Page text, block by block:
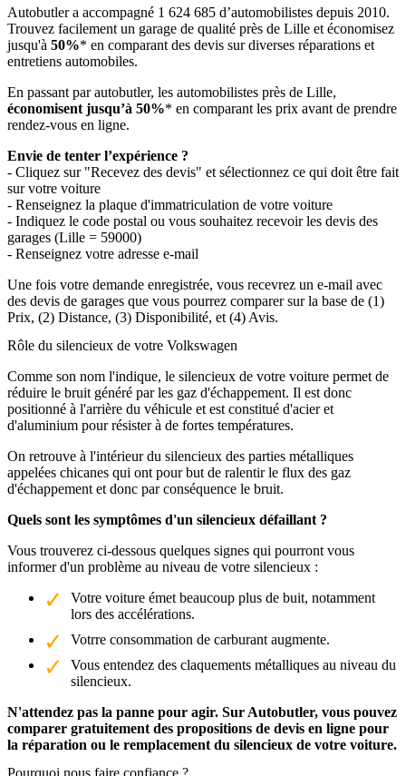
Autobutler a accompagné 1 624 685 d’automobilistes depuis 2010.
Trouvez facilement un garage de qualité près de Lille et économisez
jusqu'à 50%* en comparant des devis sur diverses réparations et
entretiens automobiles.
En passant par autobutler, les automobilistes près de Lille,
économisent jusqu’à 50%* en comparant les prix avant de prendre
rendez-vous en ligne.
Envie de tenter l’expérience ?
- Cliquez sur "Recevez des devis" et sélectionnez ce qui doit être fait
sur votre voiture
- Renseignez la plaque d'immatriculation de votre voiture
- Indiquez le code postal ou vous souhaitez recevoir les devis des
garages (Lille = 59000)
- Renseignez votre adresse e-mail
Une fois votre demande enregistrée, vous recevrez un e-mail avec
des devis de garages que vous pourrez comparer sur la base de (1)
Prix, (2) Distance, (3) Disponibilité, et (4) Avis.
Rôle du silencieux de votre Volkswagen
Comme son nom l'indique, le silencieux de votre voiture permet de
réduire le bruit généré par les gaz d'échappement. Il est donc
positionné à l'arrière du véhicule et est constitué d'acier et
d'aluminium pour résister à de fortes températures.
On retrouve à l'intérieur du silencieux des parties métalliques
appelées chicanes qui ont pour but de ralentir le flux des gaz
d'échappement et donc par conséquence le bruit.
Quels sont les symptômes d'un silencieux défaillant ?
Vous trouverez ci-dessous quelques signes qui pourront vous
informer d'un problème au niveau de votre silencieux :
Votre voiture émet beaucoup plus de buit, notamment
lors des accélérations.
Votrre consommation de carburant augmente.
Vous entendez des claquements métalliques au niveau du
silencieux.
N'attendez pas la panne pour agir. Sur Autobutler, vous pouvez
comparer gratuitement des propositions de devis en ligne pour
la réparation ou le remplacement du silencieux de votre voiture.
Pourquoi nous faire confiance ?